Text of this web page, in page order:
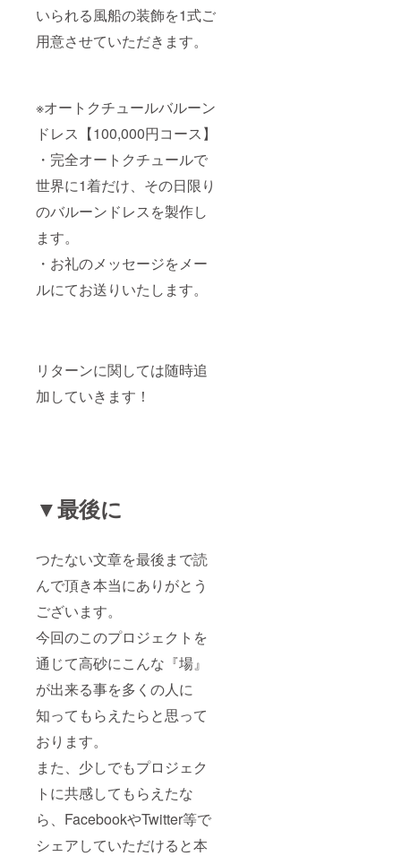
いられる風船の装飾を1式ご
用意させていただきます。
※オートクチュールバルーン
ドレス【100,000円コース】
・完全オートクチュールで
世界に1着だけ、その日限り
のバルーンドレスを製作し
ます。
・お礼のメッセージをメー
ルにてお送りいたします。
リターンに関しては随時追
加していきます！
▼最後に
つたない文章を最後まで読
んで頂き本当にありがとう
ございます。
今回のこのプロジェクトを
通じて高砂にこんな『場』
が出来る事を多くの人に
知ってもらえたらと思って
おります。
また、少しでもプロジェク
トに共感してもらえたな
ら、FacebookやTwitter等で
シェアしていただけると本